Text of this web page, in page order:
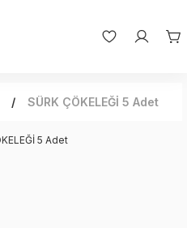
SÜRK ÇÖKELEĞİ 5 Adet